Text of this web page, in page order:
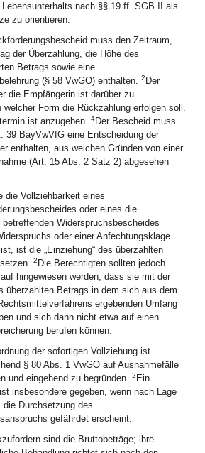
nach §§ 19 ff. SGB II als
zu orientieren.
muss den Zeitraum,
der Überzahlung, die Höhe des
Betrags sowie eine
(§ 58 VwGO) enthalten. 2 Der
die Empfängerin ist darüber zu
welcher Form die Rückzahlung erfolgen soll.
ist anzugeben. 4Der Bescheid muss
39 BayVwVfG eine Entscheidung der
enthalten, aus welchen Gründen von einer
(Art. 15 Abs. 2 Satz 2) abgesehen
die Vollziehbarkeit eines
oder eines die
betreffenden Widerspruchsbescheides
oder einer Anfechtungsklage
ist die „Einziehung“ des überzahlten
2 Die Berechtigten sollten jedoch
hingewiesen werden, dass sie mit der
überzahlten Betrags in dem sich aus dem
ergebenden Umfang
und sich dann nicht etwa auf einen
berufen können.
der sofortigen Vollziehung ist
§ 80 Abs. 1 VwGO auf Ausnahmefälle
und eingehend zu begründen. 2 Ein
insbesondere gegeben, wenn nach Lage
Durchsetzung des
gefährdet erscheint.
sind die Bruttobeträge; ihre